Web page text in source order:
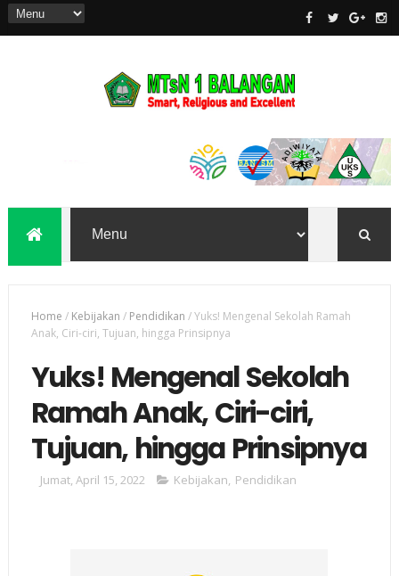
Home / Kebijakan / Pendidikan /Yuks! Mengenal Sekolah Ramah
Anak, Ciri-ciri, Tujuan, hingga Prinsipnya
Yuks! Mengenal Sekolah
Ramah Anak, Ciri-ciri,
Tujuan, hingga Prinsipnya
Jumat, April 15, 2022 Kebijakan, Pendidikan